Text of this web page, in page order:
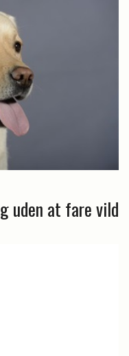
uden at fare vild